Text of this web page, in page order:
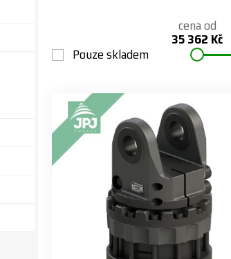
Pouze skladem
cena od
35 362 Kč